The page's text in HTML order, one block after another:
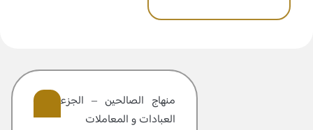
منهاج الصالحين – الجزء 2 –
العبادات و المعاملات